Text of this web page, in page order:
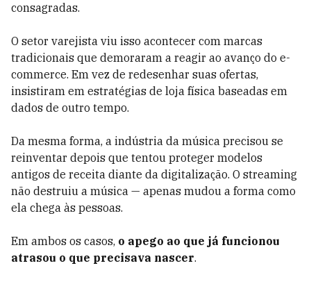
consagradas.
O setor varejista viu isso acontecer com marcas
tradicionais que demoraram a reagir ao avanço do e-
commerce. Em vez de redesenhar suas ofertas,
insistiram em estratégias de loja física baseadas em
dados de outro tempo.
Da mesma forma, a indústria da música precisou se
reinventar depois que tentou proteger modelos
antigos de receita diante da digitalização. O streaming
não destruiu a música — apenas mudou a forma como
ela chega às pessoas.
Em ambos os casos, o apego ao que já funcionou
atrasou o que precisava nascer.